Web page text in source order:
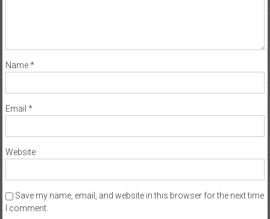
Name*
Email *
Website
Save my name, email, and website in this browser for the next time
I comment.